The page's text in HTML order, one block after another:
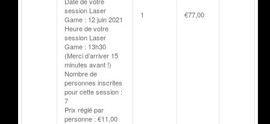
session Laser
Game : 12 juin 2021
Heure de votre
session Laser
Game : 13h30
(Merci d’arriver 15
minutes avant !)
Nombre de
personnes inscrites
pour cette session :
7
Prix réglé par
personne : €11,00
1 €77,00